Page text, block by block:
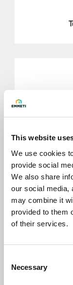
This website
We use cookies
provide social
We also share
our social media,
may combine it
provided to them
of their services.
Selection
Necessary